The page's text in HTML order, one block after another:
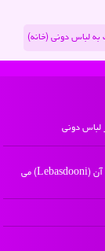
لباس دونی (خانه)
لباس دونی
lebasdooni.ir - مالکیت معنوی سایت لباس دونی متعلق به مالک آن (Lebasdooni) می